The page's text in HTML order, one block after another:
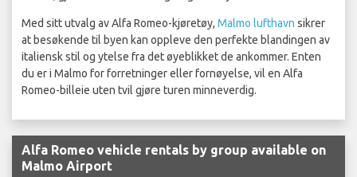
Med sitt utvalg av Alfa Romeo-kjøretøy, Malmo lufthavn sikrer
at besøkende til byen kan oppleve den perfekte blandingen av
italiensk stil og ytelse fra det øyeblikket de ankommer. Enten
du er i Malmo for forretninger eller fornøyelse, vil en Alfa
Romeo-billeie uten tvil gjøre turen minneverdig.
Alfa Romeo vehicle rentals by group available on
Malmo Airport